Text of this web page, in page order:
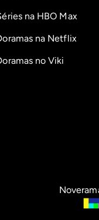
na HBO Max
na Netflix
no Viki